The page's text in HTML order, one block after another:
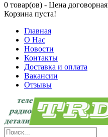
0 товар(ов) - Цена договорная
Корзина пуста!
Главная
О Нас
Новости
Контакты
Доставка и оплата
Вакансии
Отзывы